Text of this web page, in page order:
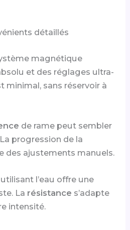
détaillés
magnétique
et des réglages ultra-
minimal, sans réservoir à
de rame peut sembler
progression de la
des ajustements manuels.
utilisant l’eau offre une
La résistance s’adapte
intensité.